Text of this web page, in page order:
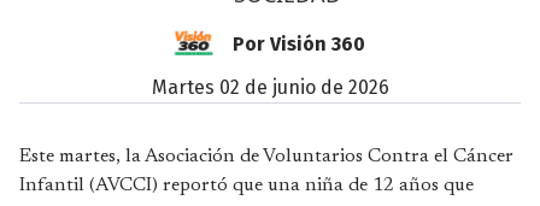
Por Visión 360
martes 02 de junio de 2026
Este martes, la Asociación de Voluntarios Contra el Cáncer
Infantil (AVCCI) reportó que una niña de 12 años que